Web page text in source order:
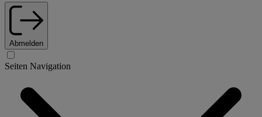
Abmelden
Seiten Navigation